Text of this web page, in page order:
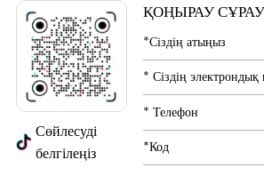
Сөйлесуді
белгілеңіз
ҚОҢЫРАУ СҰРАУ